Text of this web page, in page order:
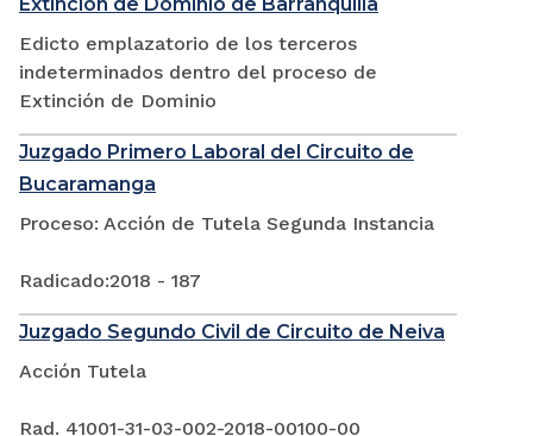
Edicto emplazatorio de los terceros
indeterminados dentro del proceso de
Extinción de Dominio
Juzgado Primero Laboral del Circuito de
Bucaramanga
Proceso: Acción de Tutela Segunda Instancia
Radicado:2018 - 187
Juzgado Segundo Civil de Circuito de Neiva
Acción Tutela
Rad. 41001-31-03-002-2018-00100-00